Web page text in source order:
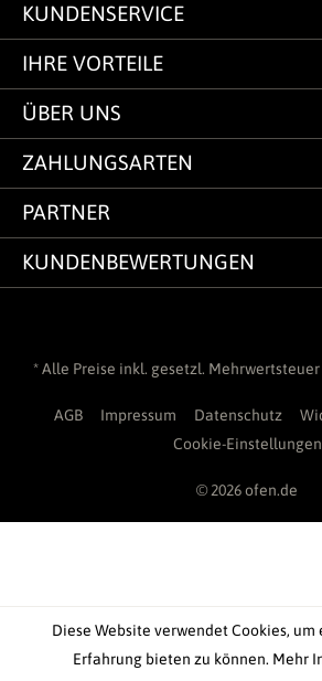
KUNDENSERVICE
IHRE VORTEILE
ÜBER UNS
ZAHLUNGSARTEN
PARTNER
KUNDENBEWERTUNGEN
* Alle Preise inkl. gesetzl. Mehrwertsteuer
AGB Impressum Datenschutz
Cookie-Einstellungen
© 2026 ofen.de
Diese Website verwendet Cookies,
Erfahrung bieten zu können. Mehr